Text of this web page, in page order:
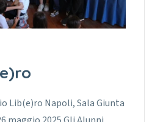
Lib(e)ro Napoli, Sala Giunta